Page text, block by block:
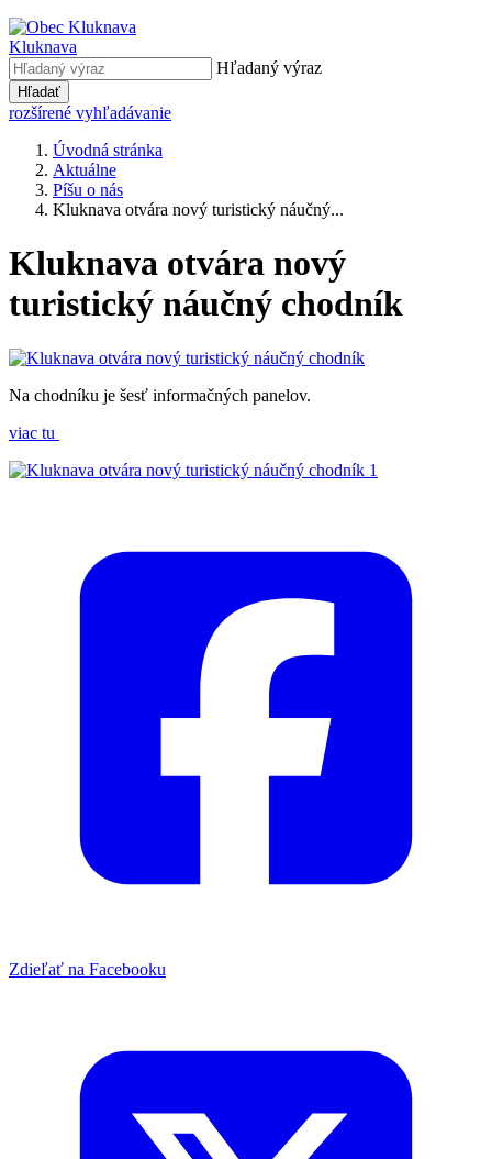
Kluknava
Hľadaný výraz
Hľadať
rozšírené vyhľadávanie
Úvodná stránka
Aktuálne
Píšu o nás
Kluknava otvára nový turistický náučný...
Kluknava otvára nový
turistický náučný chodník
Na chodníku je šesť informačných panelov.
viac tu
Zdieľať na Facebooku